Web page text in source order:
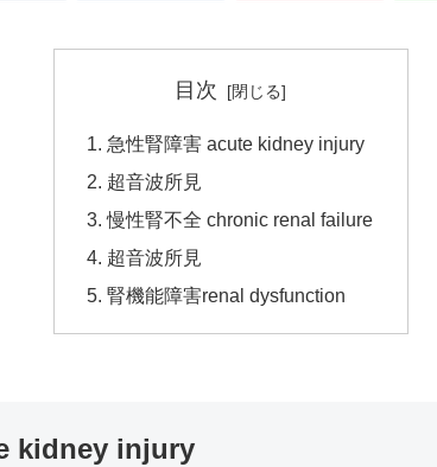
目次
急性腎障害 acute kidney injury
超音波所見
慢性腎不全 chronic renal failure
超音波所見
腎機能障害renal dysfunction
kidney injury